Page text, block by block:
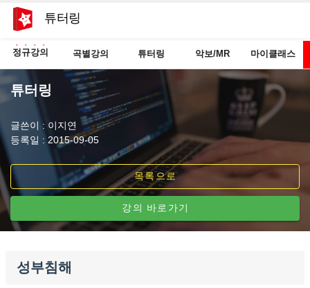
튜터링
정규강의 곡별강의 튜터링 악보/MR 마이클래스
튜터링
글쓴이 : 이지연
등록일 : 2015-09-05
목록으로
강의 바로가기
성부침해